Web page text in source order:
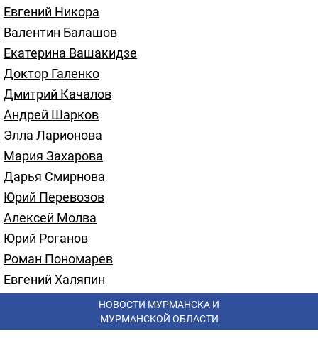
Евгений Никора
Валентин Балашов
Екатерина Вашакидзе
Доктор Галенко
Дмитрий Качалов
Андрей Шарков
Элла Ларионова
Мария Захарова
Дарья Смирнова
Юрий Перевозов
Алексей Молва
Юрий Роганов
Роман Пономарев
Евгений Халяпин
НОВОСТИ МУРМАНСКА И
МУРМАНСКОЙ ОБЛАСТИ